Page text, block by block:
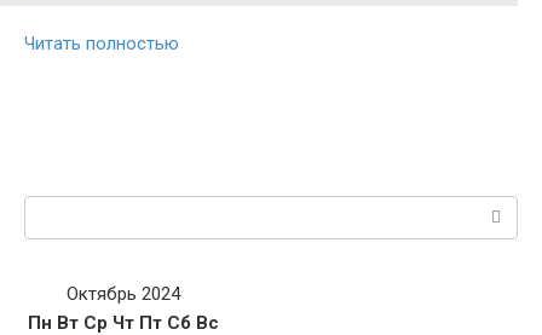
Читать полностью
Поиск:
Октябрь 2024
Пн Вт Ср Чт Пт Сб Вс